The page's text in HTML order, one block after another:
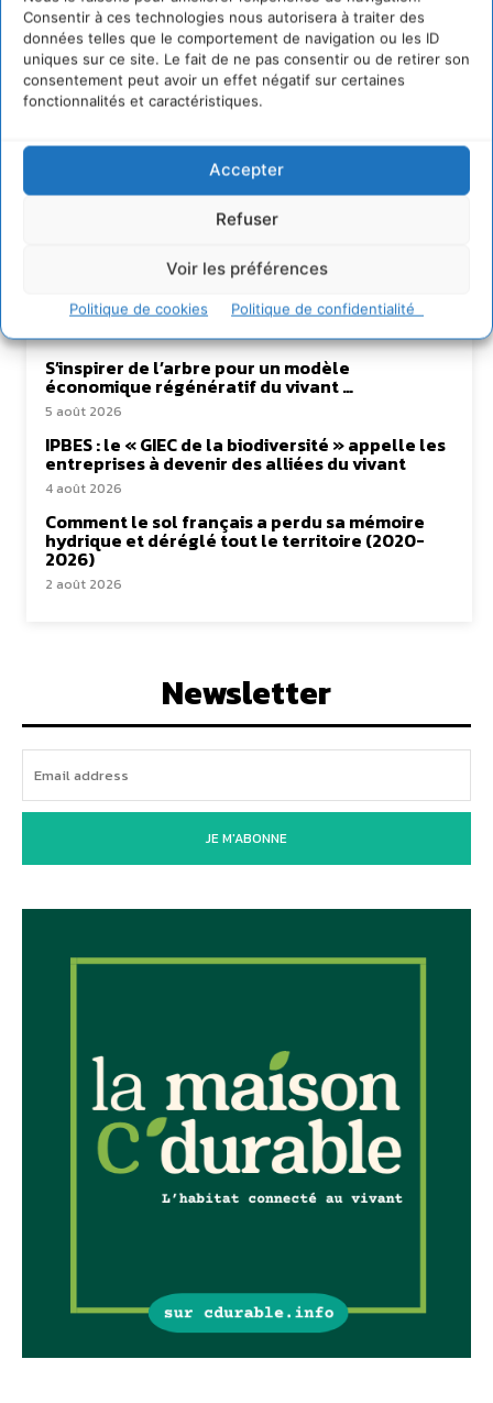
Consentir à ces technologies nous autorisera à traiter des
données telles que le comportement de navigation ou les ID
uniques sur ce site. Le fait de ne pas consentir ou de retirer son
consentement peut avoir un effet négatif sur certaines
fonctionnalités et caractéristiques.
Accepter
Refuser
Voir les préférences
Politique de cookies Politique de confidentialité
socio-écosystèmes résilients
6 août 2026
S’inspirer de l’arbre pour un modèle
économique régénératif du vivant …
5 août 2026
IPBES : le « GIEC de la biodiversité » appelle les
entreprises à devenir des alliées du vivant
4 août 2026
Comment le sol français a perdu sa mémoire
hydrique et déréglé tout le territoire (2020-
2026)
2 août 2026
Newsletter
JE M'ABONNE